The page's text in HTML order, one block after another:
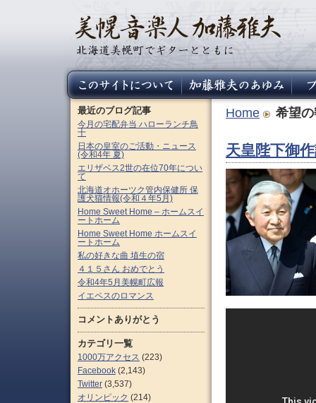
Home 希望
天皇陛下御
最近のブログ記事
今月の宅配弁当 ハローランチ鳥
十
日本の皇室のご活動・ニュース
(令和4年 夏)
エリザベス2世の在位70年につい
て
北海道オホーツク管内保健所 保
護犬猫情報(令和４年5月)
Home Sweet Home – ホームスイ
ートホーム
Home Sweet Home ホームスイ
ートホーム
私の好きな曲 埴生の宿
４１５さん おめでとう
令和4年5月美幌町広報
イエペスのロマンス
コメントありがとう
カテゴリ一覧
1000万アクセス (223)
Facebook (2,143)
Twitter (3,537)
オリンピック (214)